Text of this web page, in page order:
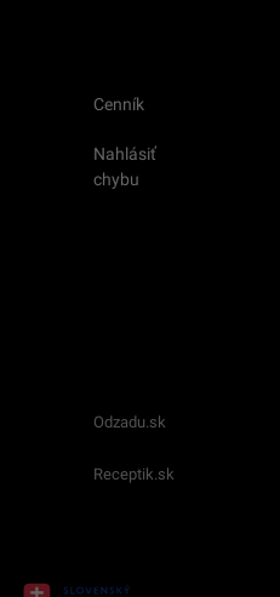
Cenník
Nahlásiť
chybu
Odzadu.sk
Receptik.sk